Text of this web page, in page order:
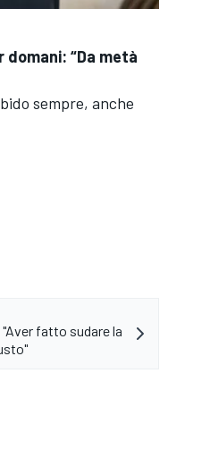
“Da metà
sempre, anche
fatto sudare la